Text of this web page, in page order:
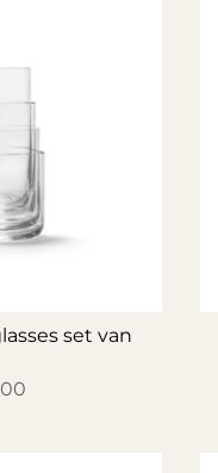
set van